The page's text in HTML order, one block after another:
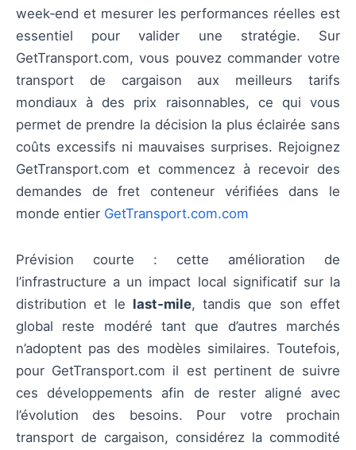
week‑end et mesurer les performances réelles est
essentiel pour valider une stratégie. Sur
GetTransport.com, vous pouvez commander votre
transport de cargaison aux meilleurs tarifs
mondiaux à des prix raisonnables, ce qui vous
permet de prendre la décision la plus éclairée sans
coûts excessifs ni mauvaises surprises. Rejoignez
GetTransport.com et commencez à recevoir des
demandes de fret conteneur vérifiées dans le
monde entier GetTransport.com.com
Prévision courte : cette amélioration de
l’infrastructure a un impact local significatif sur la
distribution et le last‑mile, tandis que son effet
global reste modéré tant que d’autres marchés
n’adoptent pas des modèles similaires. Toutefois,
pour GetTransport.com il est pertinent de suivre
ces développements afin de rester aligné avec
l’évolution des besoins. Pour votre prochain
transport de cargaison, considérez la commodité